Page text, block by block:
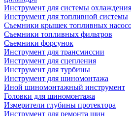
Инструмент для системы охлаждения
Инструмент для топливной системы
Съемники крышек топливных
Съемники топливных фильтров
Съемники форсунок
Инструмент для трансмиссии
Инструмент для сцепления
Инструмент для турбины
Инструмент для шиномонтажа
Иной шиномонтажный инструмент
Головки для шиномонтажа
Измерители глубины протектора
Инструмент для ремонта шин